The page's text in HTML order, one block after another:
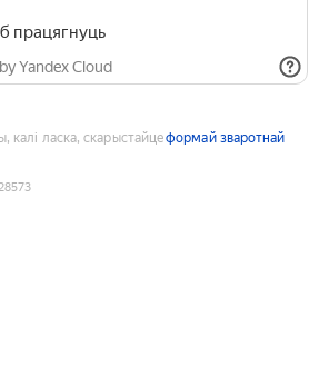
працягнуць
Yandex Cloud
калі ласка, скарыстайцеформай зваротнай